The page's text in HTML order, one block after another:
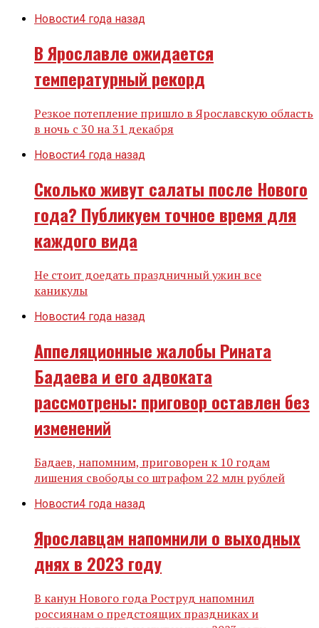
Новости4 года назад
В Ярославле ожидается
температурный рекорд
Резкое потепление пришло в Ярославскую область
в ночь с 30 на 31 декабря
Новости4 года назад
Сколько живут салаты после Нового
года? Публикуем точное время для
каждого вида
Не стоит доедать праздничный ужин все
каникулы
Новости4 года назад
Аппеляционные жалобы Рината
Бадаева и его адвоката
рассмотрены: приговор оставлен без
изменений
Бадаев, напомним, приговорен к 10 годам
лишения свободы со штрафом 22 млн рублей
Новости4 года назад
Ярославцам напомнили о выходных
днях в 2023 году
В канун Нового года Роструд напомнил
россиянам о предстоящих праздниках и